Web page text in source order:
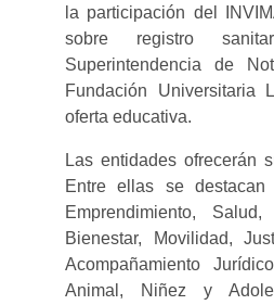
la participación del
sobre registro
Superintendencia de
Fundación Universitaria
oferta educativa.
Las entidadesofrecerán
Entre ellas se
Emprendimiento,
Bienestar, Movilidad,
Acompañamiento
Animal, Niñez y